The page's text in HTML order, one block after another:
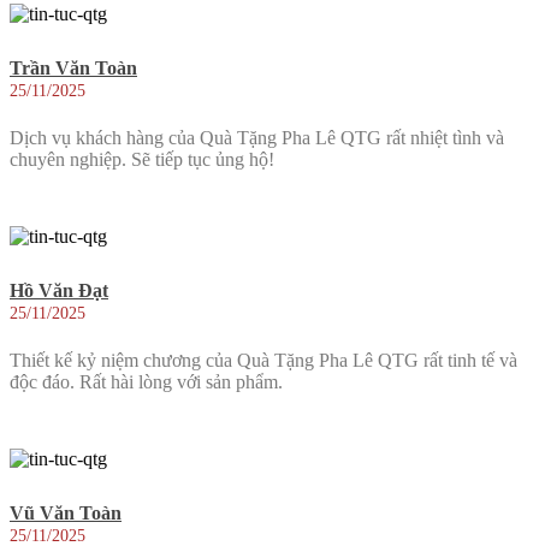
Trần Văn Toàn
25/11/2025
Dịch vụ khách hàng của Quà Tặng Pha Lê QTG rất nhiệt tình và
chuyên nghiệp. Sẽ tiếp tục ủng hộ!
Hồ Văn Đạt
25/11/2025
Thiết kế kỷ niệm chương của Quà Tặng Pha Lê QTG rất tinh tế và
độc đáo. Rất hài lòng với sản phẩm.
Vũ Văn Toàn
25/11/2025